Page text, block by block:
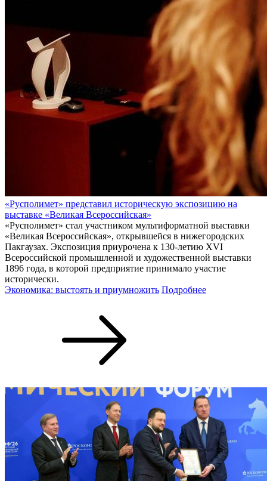
«Русполимет» представил историческую экспозицию на
выставке «Великая Всероссийская»
«Русполимет» стал участником мультиформатной выставки
«Великая Всероссийская», открывшейся в нижегородских
Пакгаузах. Экспозиция приурочена к 130-летию XVI
Всероссийской промышленной и художественной выставки
1896 года, в которой предприятие принимало участие
исторически.
Экономика: выстоять и приумножить Подробнее